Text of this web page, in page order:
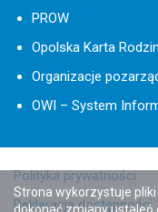
PROW
Opolska Karta
Organizacje
OWI – System
Polityka prywatności
Deklaracja dostępności
Strona wykorzystuje